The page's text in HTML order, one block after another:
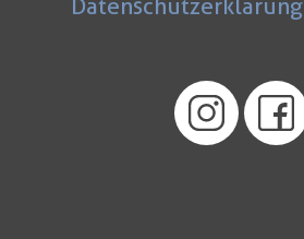
Datenschutzerklärung